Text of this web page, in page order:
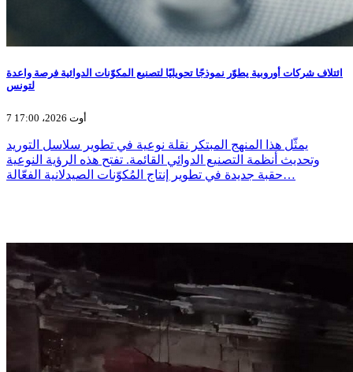
ائتلاف شركات أوروبية يطوّر نموذجًا تحويليًا لتصنيع المكوّنات الدوائية فرصة واعدة
لتونس
7 أوت 2026، 17:00
يمثّل هذا المنهج المبتكر نقلة نوعية في تطوير سلاسل التوريد
وتحديث أنظمة التصنيع الدوائي القائمة. تفتح هذه الرؤية النوعية
حقبة جديدة في تطوير إنتاج المُكوّنات الصيدلانية الفعّالة…